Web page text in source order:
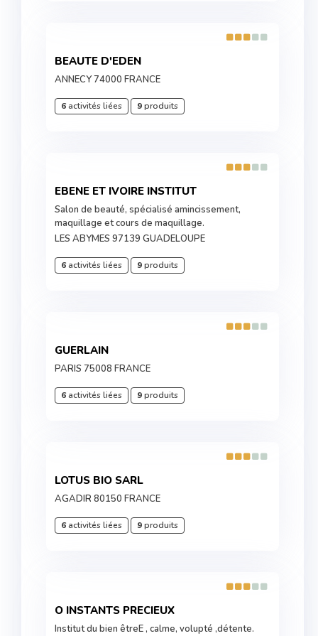
BEAUTE D'EDEN
ANNECY 74000 FRANCE
6activités liées 9produits
EBENE ET IVOIRE INSTITUT
Salon de beauté, spécialisé amincissement,
maquillage et cours de maquillage.
LES ABYMES 97139 GUADELOUPE
6activités liées 9produits
GUERLAIN
PARIS 75008 FRANCE
6activités liées 9produits
LOTUS BIO SARL
AGADIR 80150 FRANCE
6activités liées 9produits
O INSTANTS PRECIEUX
Institut du bien êtreE , calme, volupté ,détente.